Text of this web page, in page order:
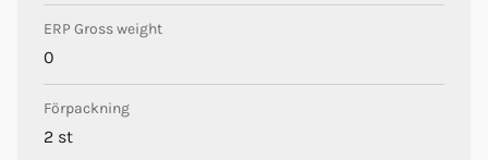
ERP Gross weight
0
Förpackning
2 st